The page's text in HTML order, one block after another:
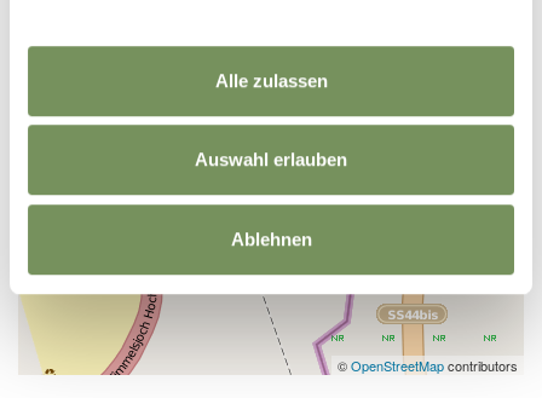
Alle zulassen
Auswahl erlauben
Ablehnen
©OpenStreetMapcontributors